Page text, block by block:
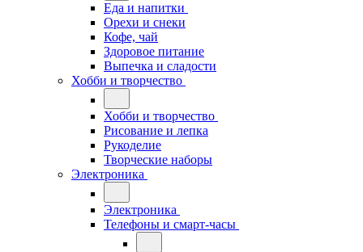
Еда и напитки
Орехи и снеки
Кофе, чай
Здоровое питание
Выпечка и сладости
Хобби и творчество
Хобби и творчество
Рисование и лепка
Рукоделие
Творческие наборы
Электроника
Электроника
Телефоны и смарт-часы